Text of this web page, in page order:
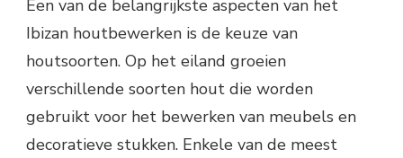
Een van de belangrijkste aspecten van het
Ibizan houtbewerken is de keuze van
houtsoorten. Op het eiland groeien
verschillende soorten hout die worden
gebruikt voor het bewerken van meubels en
decoratieve stukken. Enkele van de meest